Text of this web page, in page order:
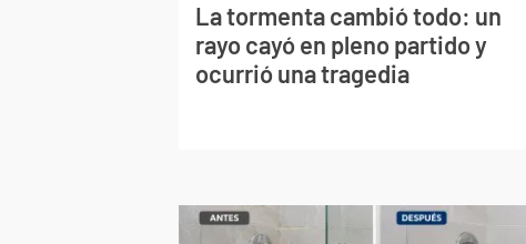
La tormenta cambió todo: un
rayo cayó en pleno partido y
ocurrió una tragedia